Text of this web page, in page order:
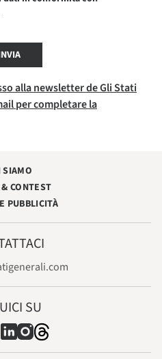
alla newsletter de Gli Stati
per completare la
SIAMO
CONTEST
PUBBLICITÀ
SU